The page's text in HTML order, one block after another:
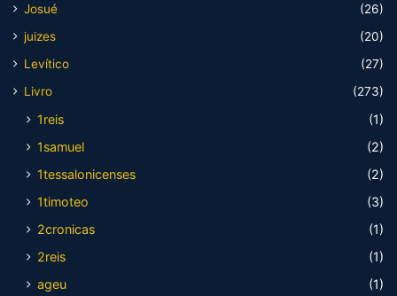
Josué
(26)
juizes
(20)
Levítico
(27)
Livro
(273)
1reis
(1)
1samuel
(2)
1tessalonicenses
(2)
1timoteo
(3)
2cronicas
(1)
2reis
(1)
ageu
(1)